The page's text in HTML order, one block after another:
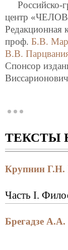
Российско-
центр
Редакционная
проф. Б.В.
В.В.
Спонсор
Виссарионович
© Б.В.
ISBN 5-
авторов дает
глобализации
приводит к
Под вопросом
ТЕКСТЫ
Крупнин Г.Н.
Часть I.
Брегадзе А.А.